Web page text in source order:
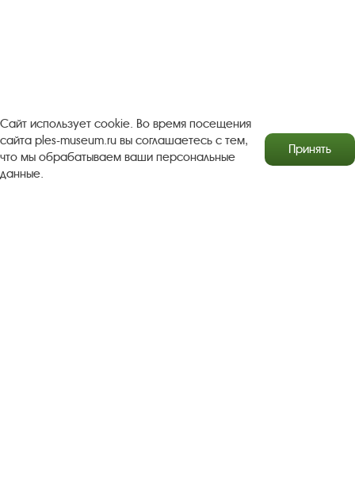
Антикоррупционная деятельность
Сайт использует cookie. Во время посещения
сайта ples-museum.ru вы соглашаетесь с тем,
что мы обрабатываем ваши персональные
данные.
Принять